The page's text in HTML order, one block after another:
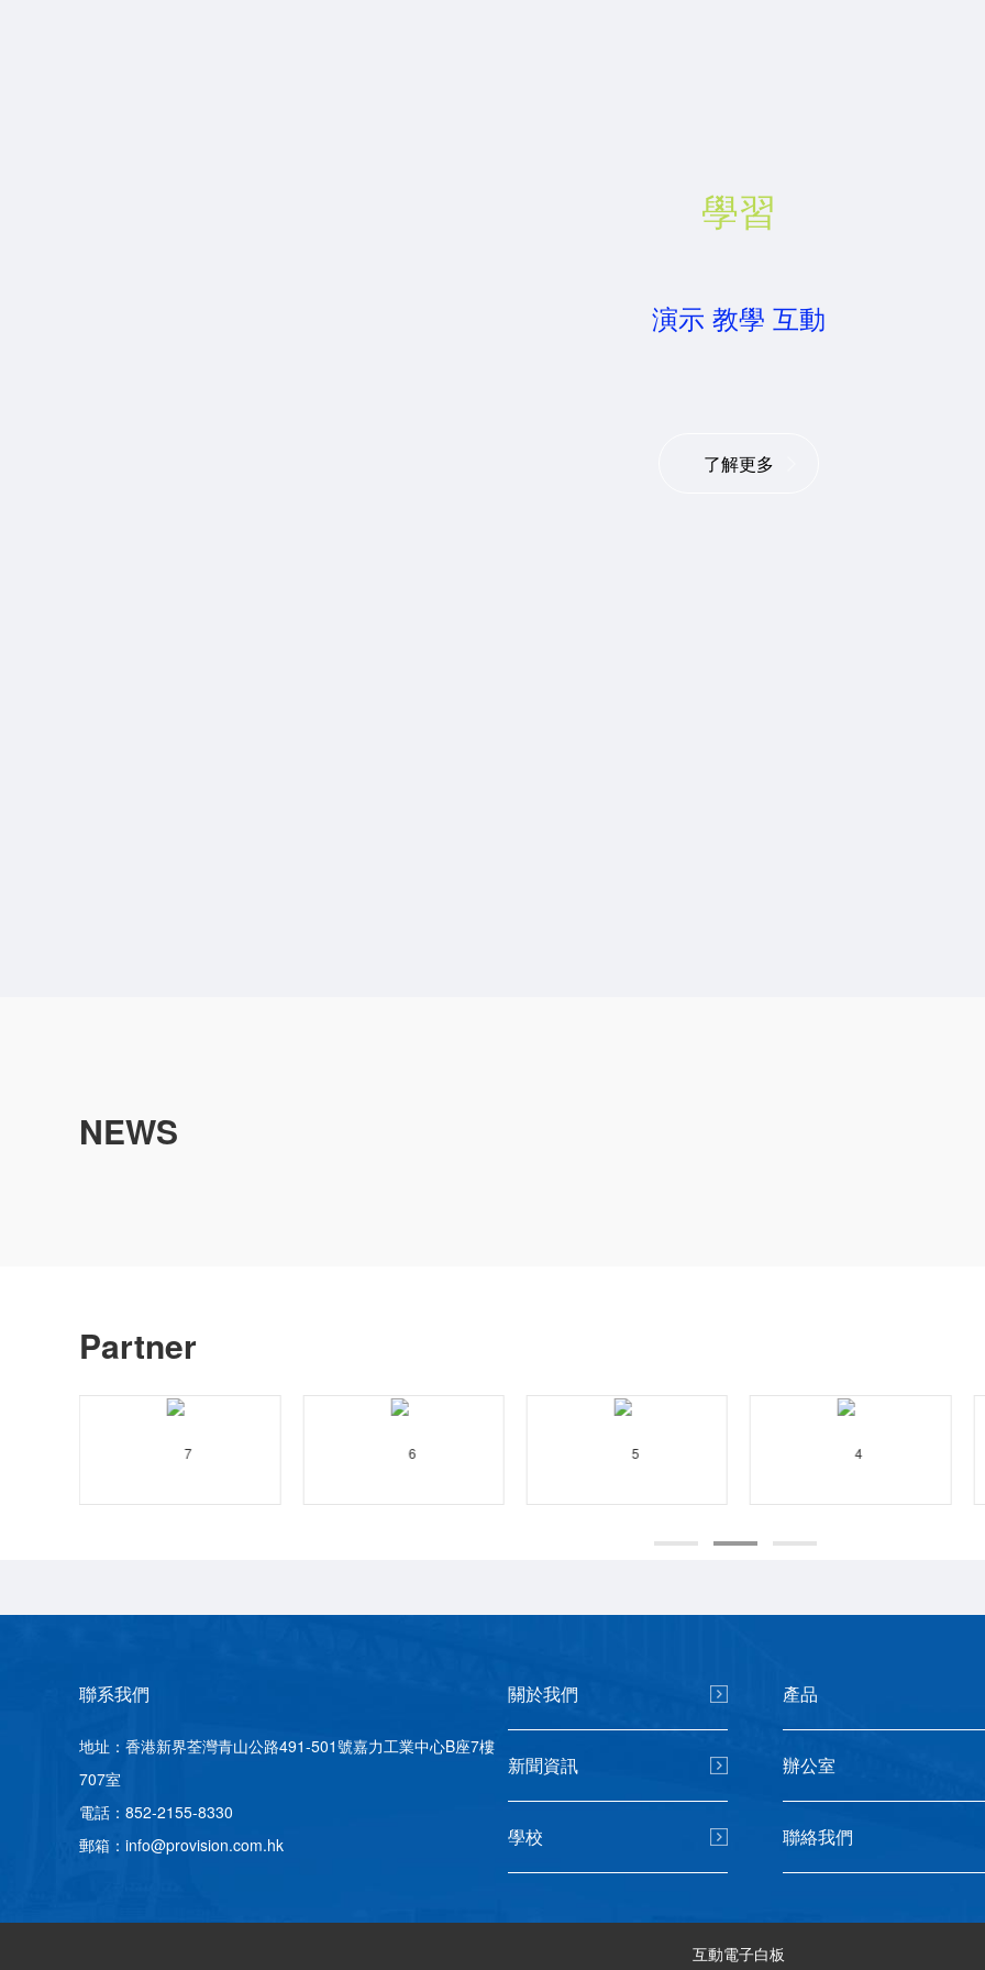
學習
演示 教學 互動
了解更多
NEWS
Partner
聯系我們
地址：香港新界荃灣青山公路491-501號嘉力工業中心B座7樓
707室
電話：852-2155-8330
郵箱：info@provision.com.hk
關於我們 產品
新聞資訊 辦公室
學校 聯絡我們
互動電子白板